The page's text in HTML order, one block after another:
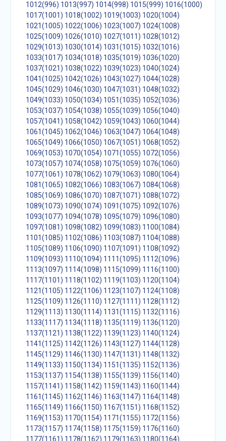
1012(996) 1013(997) 1014(998) 1015(999) 1016(1000)
1017(1001) 1018(1002) 1019(1003) 1020(1004)
1021(1005) 1022(1006) 1023(1007) 1024(1008)
1025(1009) 1026(1010) 1027(1011) 1028(1012)
1029(1013) 1030(1014) 1031(1015) 1032(1016)
1033(1017) 1034(1018) 1035(1019) 1036(1020)
1037(1021) 1038(1022) 1039(1023) 1040(1024)
1041(1025) 1042(1026) 1043(1027) 1044(1028)
1045(1029) 1046(1030) 1047(1031) 1048(1032)
1049(1033) 1050(1034) 1051(1035) 1052(1036)
1053(1037) 1054(1038) 1055(1039) 1056(1040)
1057(1041) 1058(1042) 1059(1043) 1060(1044)
1061(1045) 1062(1046) 1063(1047) 1064(1048)
1065(1049) 1066(1050) 1067(1051) 1068(1052)
1069(1053) 1070(1054) 1071(1055) 1072(1056)
1073(1057) 1074(1058) 1075(1059) 1076(1060)
1077(1061) 1078(1062) 1079(1063) 1080(1064)
1081(1065) 1082(1066) 1083(1067) 1084(1068)
1085(1069) 1086(1070) 1087(1071) 1088(1072)
1089(1073) 1090(1074) 1091(1075) 1092(1076)
1093(1077) 1094(1078) 1095(1079) 1096(1080)
1097(1081) 1098(1082) 1099(1083) 1100(1084)
1101(1085) 1102(1086) 1103(1087) 1104(1088)
1105(1089) 1106(1090) 1107(1091) 1108(1092)
1109(1093) 1110(1094) 1111(1095) 1112(1096)
1113(1097) 1114(1098) 1115(1099) 1116(1100)
1117(1101) 1118(1102) 1119(1103) 1120(1104)
1121(1105) 1122(1106) 1123(1107) 1124(1108)
1125(1109) 1126(1110) 1127(1111) 1128(1112)
1129(1113) 1130(1114) 1131(1115) 1132(1116)
1133(1117) 1134(1118) 1135(1119) 1136(1120)
1137(1121) 1138(1122) 1139(1123) 1140(1124)
1141(1125) 1142(1126) 1143(1127) 1144(1128)
1145(1129) 1146(1130) 1147(1131) 1148(1132)
1149(1133) 1150(1134) 1151(1135) 1152(1136)
1153(1137) 1154(1138) 1155(1139) 1156(1140)
1157(1141) 1158(1142) 1159(1143) 1160(1144)
1161(1145) 1162(1146) 1163(1147) 1164(1148)
1165(1149) 1166(1150) 1167(1151) 1168(1152)
1169(1153) 1170(1154) 1171(1155) 1172(1156)
1173(1157) 1174(1158) 1175(1159) 1176(1160)
1177(1161) 1178(1162) 1179(1163) 1180(1164)